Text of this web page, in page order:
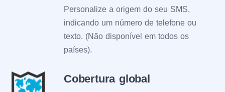
Personalize a origem do seu SMS,
indicando um número de telefone ou
texto. (Não disponível em todos os
países).
Cobertura global